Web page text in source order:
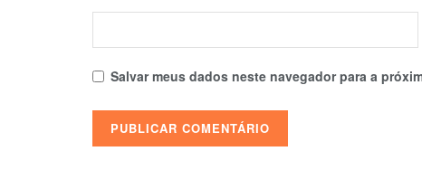
Salvar meus dados neste navegador para a